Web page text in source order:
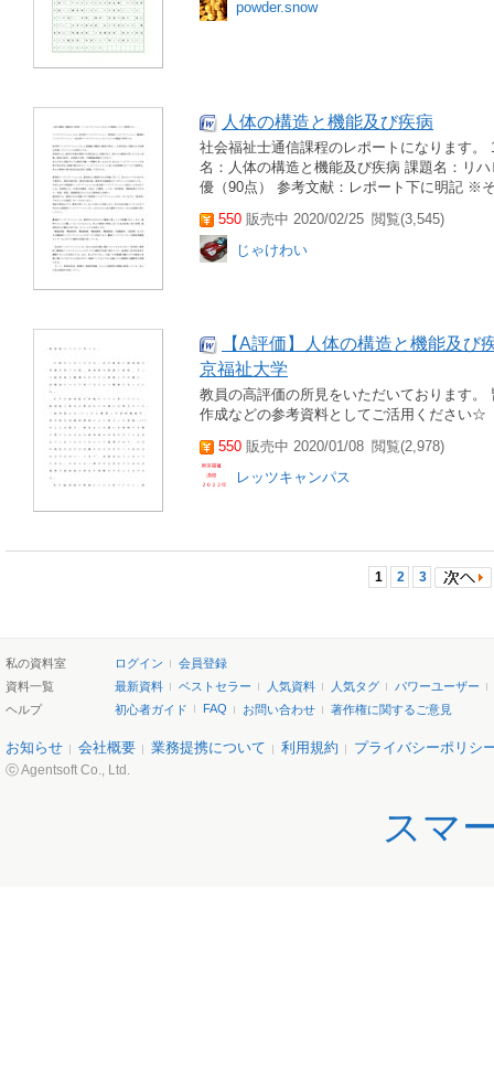
powder.snow
人体の構造と機能及び疾病
社会福祉士通信課程のレポートになります
名：人体の構造と機能及び疾病 課題名：リ
優（90点） 参考文献：レポート下に明記 ※
550 販売中 2020/02/25 閲覧(3,545)
じゃけわい
【A評価】人体の構造と機能及
京福祉大学
教員の高評価の所見をいただいております
作成などの参考資料としてご活用ください☆
550 販売中 2020/01/08 閲覧(2,978)
レッツキャンパス
1 2 3
私の資料室 ログイン
会員登録
資料一覧
最新資料 ベストセラー 人気資料 人気タグ
パワーユーザー
ヘルプ
初心者ガイド FAQ お問い合わせ 著作権に関するご意見
お知らせ 会社概要 業務提携について 利用規約 プライバシーポリシ
ⓒ Agentsoft Co., Ltd.
スマ